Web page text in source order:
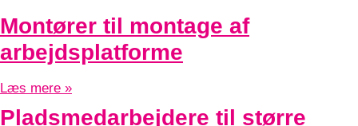
Montører til montage af
arbejdsplatforme
Læs mere »
Pladsmedarbejdere til større